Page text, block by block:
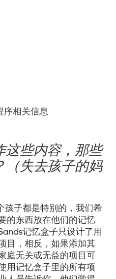
序相关信息
这些内容，那些
（失去孩子的妈
孩子都是特别的，我们希
的东西放在他们的记忆
记忆盒子只设计了用
目，相反，如果添加其
庭无关或无益的项目可
用记忆盒子里的所有项